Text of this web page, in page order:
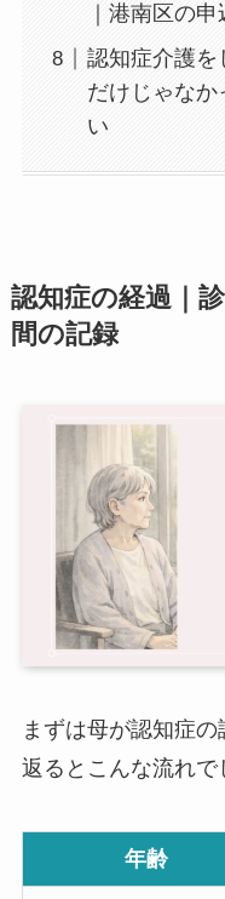
｜港南区の
認知症介護を
だけじゃなか
い
認知症の経過｜
間の記録
まずは母が認知症
返るとこんな流れで
年齢